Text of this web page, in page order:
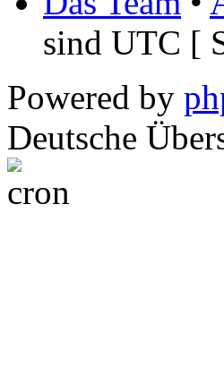
sind UTC [
Powered by
Deutsche